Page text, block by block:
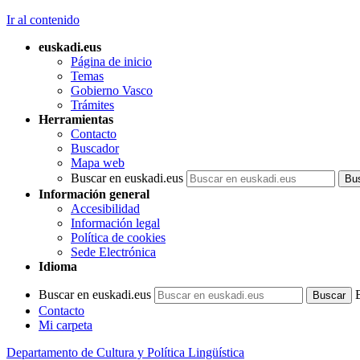
Ir al contenido
euskadi.eus
Página de inicio
Temas
Gobierno Vasco
Trámites
Herramientas
Contacto
Buscador
Mapa web
Buscar en euskadi.eus
Información general
Accesibilidad
Información legal
Política de cookies
Sede Electrónica
Idioma
Buscar en euskadi.eus
Contacto
Mi carpeta
Departamento de Cultura y Política Lingüística